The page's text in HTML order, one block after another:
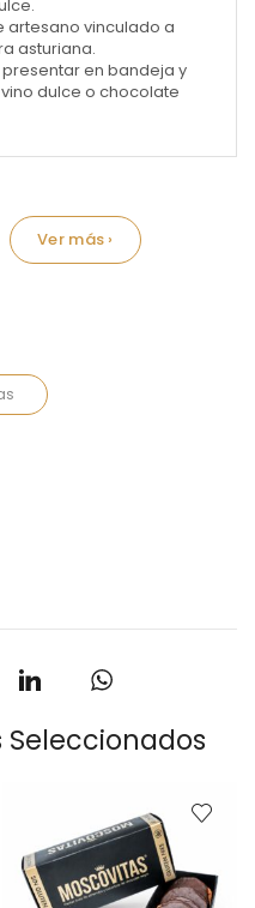
artesano vinculado a
asturiana.
en bandeja y
dulce o chocolate
Seleccionados